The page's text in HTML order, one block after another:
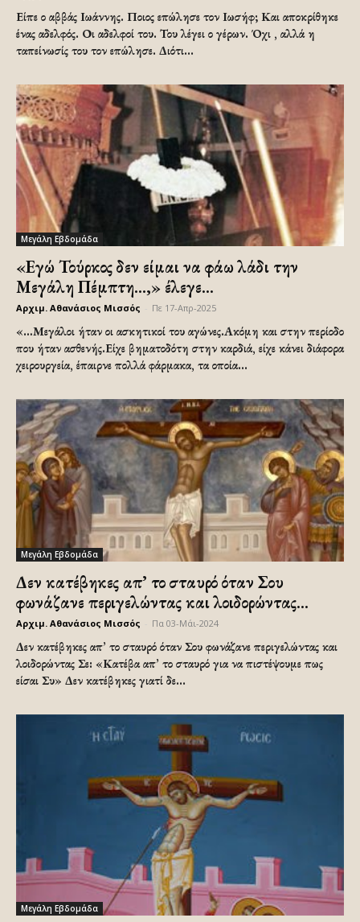
Είπε ο αββάς Ιωάννης. Ποιος επώλησε τον Ιωσήφ; Και αποκρίθηκε
ένας αδελφός. Οι αδελφοί του. Του λέγει ο γέρων. Όχι , αλλά η
ταπείνωσίς του τον επώλησε. Διότι...
Μεγάλη Εβδομάδα
«Εγώ Τούρκος δεν είμαι να φάω λάδι την
Μεγάλη Πέμπτη…,» έλεγε...
Αρχιμ. Αθανάσιος Μισσός Πε 17-Απρ-2025
«…Μεγάλοι ήταν οι ασκητικοί του αγώνες.Ακόμη και στην περίοδο
που ήταν ασθενής.Είχε βηματοδότη στην καρδιά, είχε κάνει διάφορα
χειρουργεία, έπαιρνε πολλά φάρμακα, τα οποία...
Μεγάλη Εβδομάδα
Δεν κατέβηκες απ’ το σταυρό όταν Σου
φωνάζανε περιγελώντας και λοιδορώντας...
Αρχιμ. Αθανάσιος Μισσός Πα 03-Μάι-2024
Δεν κατέβηκες απ’ το σταυρό όταν Σου φωνάζανε περιγελώντας και
λοιδορώντας Σε: «Κατέβα απ’ το σταυρό για να πιστέψουμε πως
είσαι Συ» Δεν κατέβηκες γιατί δε...
Μεγάλη Εβδομάδα